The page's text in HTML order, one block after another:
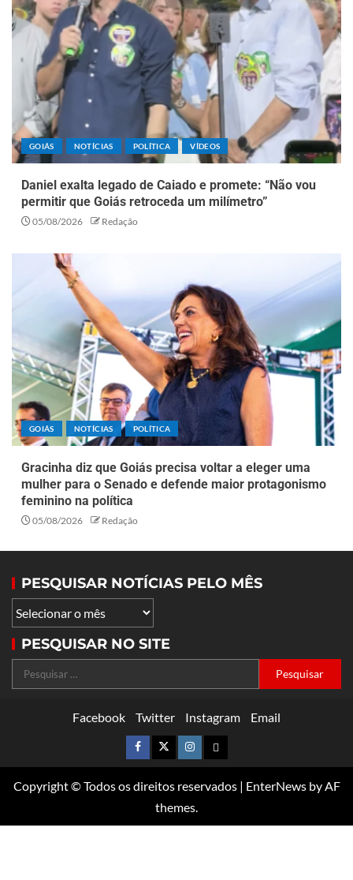
GOIÁS NOTÍCIAS POLÍTICA VÍDEOS
Daniel exalta legado de Caiado e promete: “Não vou
permitir que Goiás retroceda um milímetro”
05/08/2026 Redação
GOIÁS NOTÍCIAS POLÍTICA
Gracinha diz que Goiás precisa voltar a eleger uma
mulher para o Senado e defende maior protagonismo
feminino na política
05/08/2026 Redação
PESQUISAR NOTÍCIAS PELO MÊS
PESQUISAR NO SITE
Facebook Twitter Instagram Email
Copyright © Todos os direitos reservados | EnterNewsby AF
themes.